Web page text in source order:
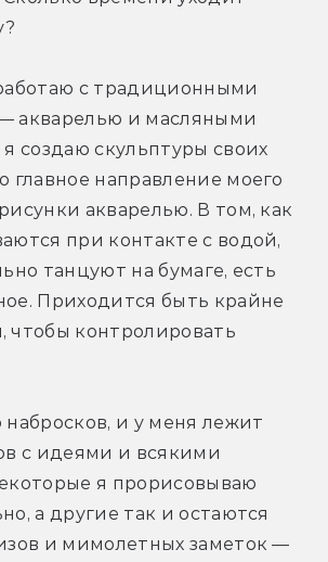
с традиционными
акварелью и масляными
создаю скульптуры своих
главное направление моего
акварелью. В том, как
при контакте с водой,
танцуют на бумаге, есть
Приходится быть крайне
чтобы контролировать
и у меня лежит
с идеями и всякими
я прорисовываю
а другие так и остаются
и мимолетных заметок —